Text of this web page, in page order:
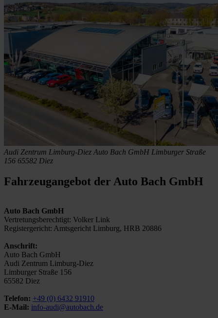
Audi Zentrum Limburg-Diez Auto Bach GmbH Limburger Straße
156 65582 Diez
Fahrzeugangebot der Auto Bach GmbH
Auto Bach GmbH
Vertretungsberechtigt: Volker Link
Registergericht: Amtsgericht Limburg, HRB 20886
Anschrift:
Auto Bach GmbH
Audi Zentrum Limburg-Diez
Limburger Straße 156
65582 Diez
Telefon: +49 (0) 6432 91910
E-Mail: info-audi@autobach.de